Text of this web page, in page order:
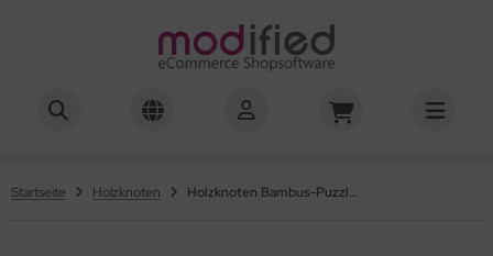
Startseite Holzknoten Holzknoten Bambus-Puzzle Teufelsknoten